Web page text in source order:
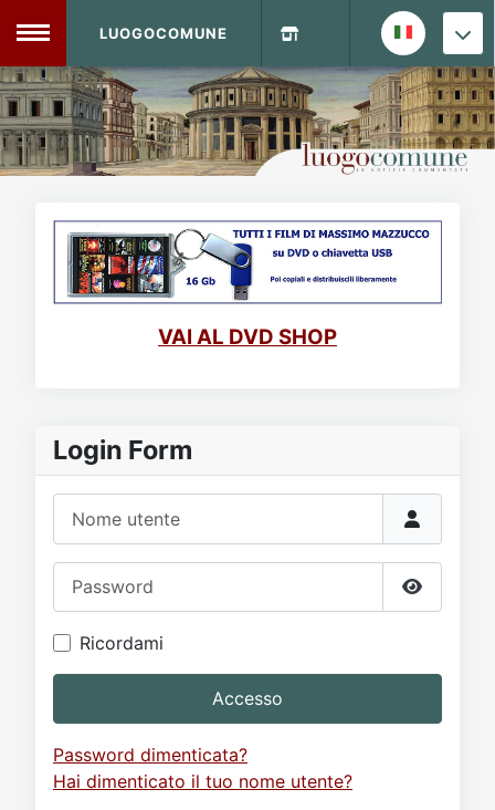
MENU
Home
DVD Shop
Sito
Forum
LUOGOCOMUNE
VAI AL DVD SHOP
Login Form
Mostra
Ricordami
Accesso
Password dimenticata?
Hai dimenticato il tuo nome utente?